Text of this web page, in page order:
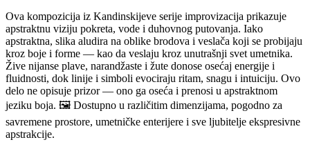
Ova kompozicija iz Kandinskijeve serije improvizacija prikazuje
apstraktnu viziju pokreta, vode i duhovnog putovanja. Iako
apstraktna, slika aludira na oblike brodova i veslača koji se probijaju
kroz boje i forme — kao da veslaju kroz unutrašnji svet umetnika.
Žive nijanse plave, narandžaste i žute donose osećaj energije i
fluidnosti, dok linije i simboli evociraju ritam, snagu i intuiciju. Ovo
delo ne opisuje prizor — ono ga oseća i prenosi u apstraktnom
jeziku boja. 🖼️ Dostupno u različitim dimenzijama, pogodno za
savremene prostore, umetničke enterijere i sve ljubitelje ekspresivne
apstrakcije.